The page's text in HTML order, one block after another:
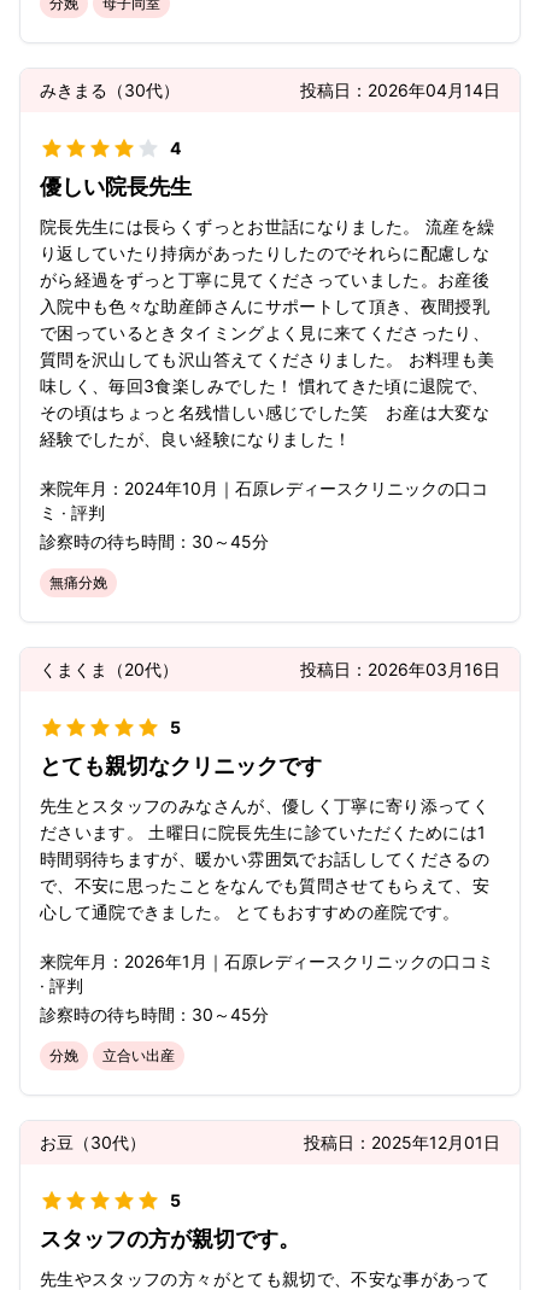
みきまる （30代） 投稿日： 2026年04月14日
4
優しい院長先生
院長先生には長らくずっとお世話になりました。 流産を繰
り返していたり持病があったりしたのでそれらに配慮しな
がら経過をずっと丁寧に見てくださっていました。お産後
入院中も色々な助産師さんにサポートして頂き、夜間授乳
で困っているときタイミングよく見に来てくださったり、
質問を沢山しても沢山答えてくださりました。 お料理も美
味しく、毎回3食楽しみでした！ 慣れてきた頃に退院で、
その頃はちょっと名残惜しい感じでした笑 お産は大変な
経験でしたが、良い経験になりました！
来院年月： 2024年10月 ｜ 石原レディースクリニックの口コ
ミ · 評判
診察時の待ち時間： 30～45分
無痛分娩
くまくま （20代） 投稿日： 2026年03月16日
5
とても親切なクリニックです
先生とスタッフのみなさんが、優しく丁寧に寄り添ってく
ださいます。 土曜日に院長先生に診ていただくためには1
時間弱待ちますが、暖かい雰囲気でお話ししてくださるの
で、不安に思ったことをなんでも質問させてもらえて、安
心して通院できました。 とてもおすすめの産院です。
来院年月： 2026年1月 ｜ 石原レディースクリニックの口コミ
· 評判
診察時の待ち時間： 30～45分
分娩 立合い出産
お豆 （30代） 投稿日： 2025年12月01日
5
スタッフの方が親切です。
先生やスタッフの方々がとても親切で、不安な事があって